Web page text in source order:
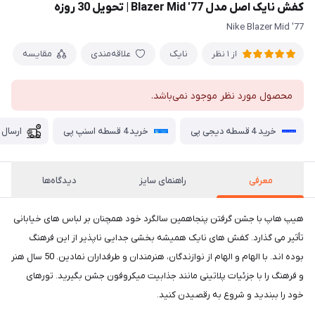
کفش نایک اصل مدل Blazer Mid '77 | تحویل 30 روزه
Nike Blazer Mid '77
از 1 نظر نایک علاقه‌مندی مقایسه
محصول مورد نظر موجود نمی‌باشد.
خرید 4 قسطه دیجی پی خرید 4 قسطه اسنپ پی
معرفی راهنمای سایز دیدگاه‌ها
هیپ هاپ با جشن گرفتن پنجاهمین سالگرد خود همچنان بر لباس های خیابانی
تأثیر می گذارد. کفش های نایک همیشه بخشی جدایی ناپذیر از این فرهنگ
بوده اند. با الهام و الهام از نوازندگان، هنرمندان و طرفداران نمادین. 50 سال هنر
و فرهنگ را با جزئیات پلاتینی مانند جذابیت میکروفون جشن بگیرید. تورهای
خود را ببندید و شروع به رقصیدن کنید.